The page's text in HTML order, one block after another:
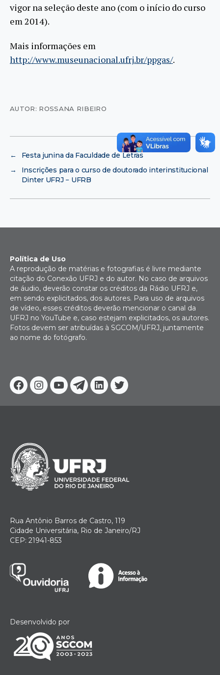
vigor na seleção deste ano (com o início do curso
em 2014).
Mais informações em
http://www.museunacional.ufrj.br/ppgas/.
AUTOR: ROSSANA RIBEIRO
←
Festa junina da Faculdade de Letras
→
Inscrições para o curso de doutorado interinstitucional
Dinter UFRJ − UFRB
Facebook
Instagram
YoutubeTelegram
Linkedin
Twitter
Política de Uso
A reprodução de matérias e fotografias é livre mediante
citação do Conexão UFRJ e do autor. No caso de arquivos
de áudio, deverão constar os créditos da Rádio UFRJ e,
em sendo explicitados, dos autores. Para uso de arquivos
de vídeo, esses créditos deverão mencionar o canal da
UFRJ no YouTube e, caso estejam explicitados, os autores.
Fotos devem ser atribuídas à SGCOM/UFRJ, juntamente
ao nome do fotógrafo.
Rua Antônio Barros de Castro, 119
Cidade Universitária, Rio de Janeiro/RJ
CEP: 21941-853
Desenvolvido por